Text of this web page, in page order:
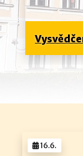
16.6.